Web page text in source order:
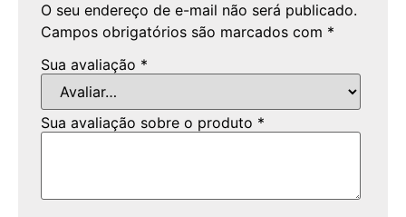
O seu endereço de e-mail não será publicado.
Campos obrigatórios são marcados com *
Sua avaliação *
Sua avaliação sobre o produto *